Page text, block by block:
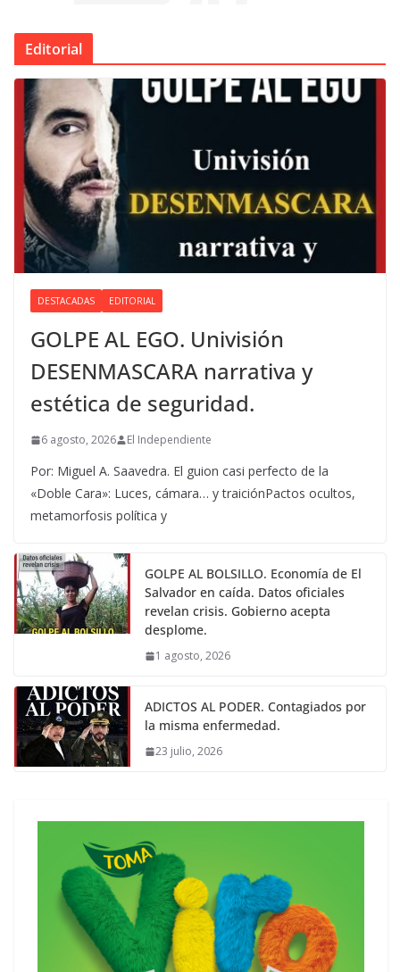
Editorial
DESTACADAS EDITORIAL
GOLPE AL EGO. Univisión
DESENMASCARA narrativa y
estética de seguridad.
6 agosto, 2026 El Independiente
Por: Miguel A. Saavedra. El guion casi perfecto de la
«Doble Cara»: Luces, cámara… y traiciónPactos ocultos,
metamorfosis política y
GOLPE AL BOLSILLO. Economía de El
Salvador en caída. Datos oficiales
revelan crisis. Gobierno acepta
desplome.
1 agosto, 2026
ADICTOS AL PODER. Contagiados por
la misma enfermedad.
23 julio, 2026